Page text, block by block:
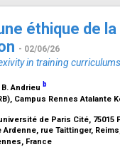
éthique de
- 02/06/26
in training curriculums
B. Andrieu b
Campus Rennes Atalante
de Paris Cité, 75015
Ardenne, rue Taittinger,
France